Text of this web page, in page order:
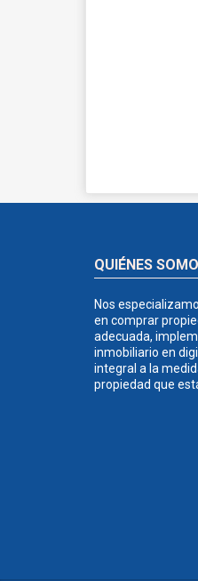
QUIÉNES
Nos
en comprar
adecuada,
inmobiliario en
integral a la
propiedad que